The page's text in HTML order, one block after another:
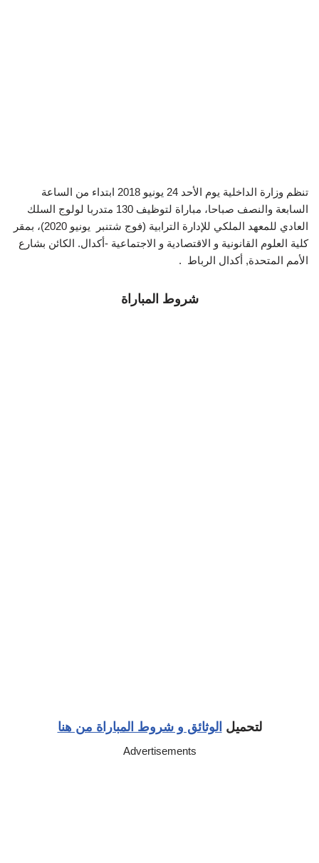
تنظم وزارة الداخلية يوم الأحد 24 يونيو 2018 ابتداء من الساعة
السابعة والنصف صباحا، مباراة لتوظيف 130 متدربا لولوج السلك
العادي للمعهد الملكي للإدارة الترابية (فوج شتنبر يونيو 2020)، بمقر
كلية العلوم القانونية و الاقتصادية و الاجتماعية -أكدال. الكائن بشارع
الأمم المتحدة, أكدال الرباط .
شروط المباراة
لتحميل الوثائق و شروط المباراة من هنا
Advertisements